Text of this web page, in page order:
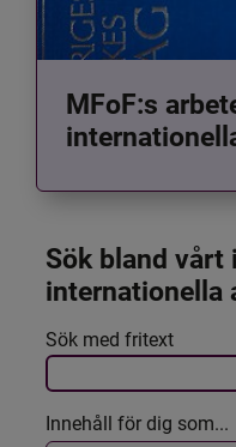
MFoF:s
Sök bland vårt
internationella
Filtrera resultatet
Det här formuläret
Sök med fritext
Innehåll för dig som...